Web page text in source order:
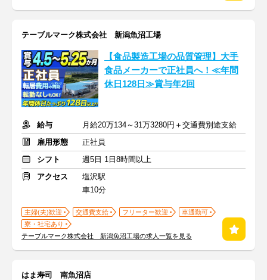
テーブルマーク株式会社 新潟魚沼工場
【食品製造工場の品質管理】大手
食品メーカーで正社員へ！≪年間
休日128日≫賞与年2回
給与
⽉給20万134～31万3280円＋交通費別途⽀給
雇用形態
正社員
シフト
週5日 1日8時間以上
アクセス
塩沢駅
車10分
主婦(夫)歓迎 交通費支給 フリーター歓迎
車通勤可
寮・社宅あり
テーブルマーク株式会社 新潟魚沼工場の求人一覧を見る
はま寿司 南魚沼店